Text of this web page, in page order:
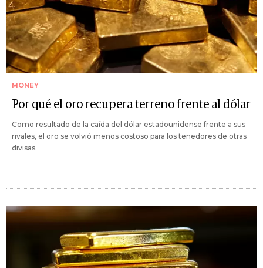
MONEY
Por qué el oro recupera terreno frente al dólar
Como resultado de la caída del dólar estadounidense frente a sus
rivales, el oro se volvió menos costoso para los tenedores de otras
divisas.